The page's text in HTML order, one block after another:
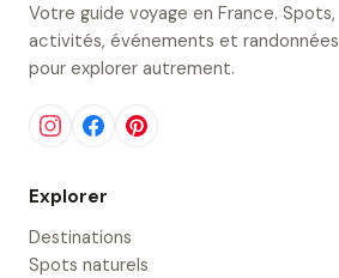
Votre guide voyage en France. Spots,
activités, événements et randonnées
pour explorer autrement.
Explorer
Destinations
Spots naturels